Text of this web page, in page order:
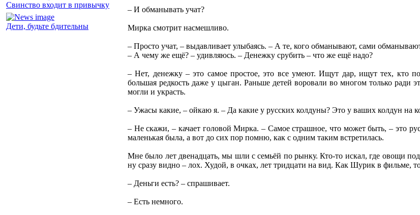
Свинство входит в привычку
Дети, будьте бдительны
– И обманывать учат?
Мирка смотрит насмешливо.
– Просто учат, – выдавливает улыбаясь. – А те, кого обманывают, сами
– А чему же ещё? – удивляюсь. – Денежку срубить – что же ещё надо?
– Нет, денежку – это самое простое, это все умеют. Ищут дар, ищут тех, кто
большая редкость даже у цыган. Раньше детей воровали во многом только ради
могли и украсть.
– Ужасы какие, – ойкаю я. – Да какие у русских колдуны? Это у ваших колдун на
– Не скажи, – качает головой Мирка. – Самое страшное, что может быть, – это
маленькая была, а вот до сих пор помню, как с одним таким встретилась.
Мне было лет двенадцать, мы шли с семьёй по рынку. Кто-то искал, где овощи
ну сразу видно – лох. Худой, в очках, лет тридцати на вид. Как Шурик в фильме,
– Деньги есть? – спрашивает.
– Есть немного.